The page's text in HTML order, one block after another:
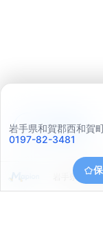
岩手県和賀郡西和賀
0197-82-3481
岩手県和賀
アプリで見る